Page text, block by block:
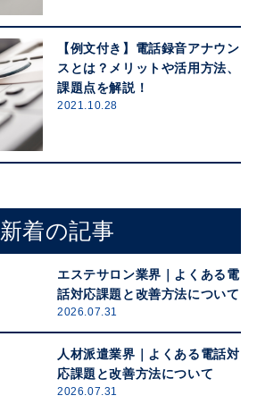
【例文付き】電話録音アナウン
スとは？メリットや活用方法、
課題点を解説！
2021.10.28
新着の記事
エステサロン業界｜よくある電
話対応課題と改善方法について
2026.07.31
人材派遣業界｜よくある電話対
応課題と改善方法について
2026.07.31